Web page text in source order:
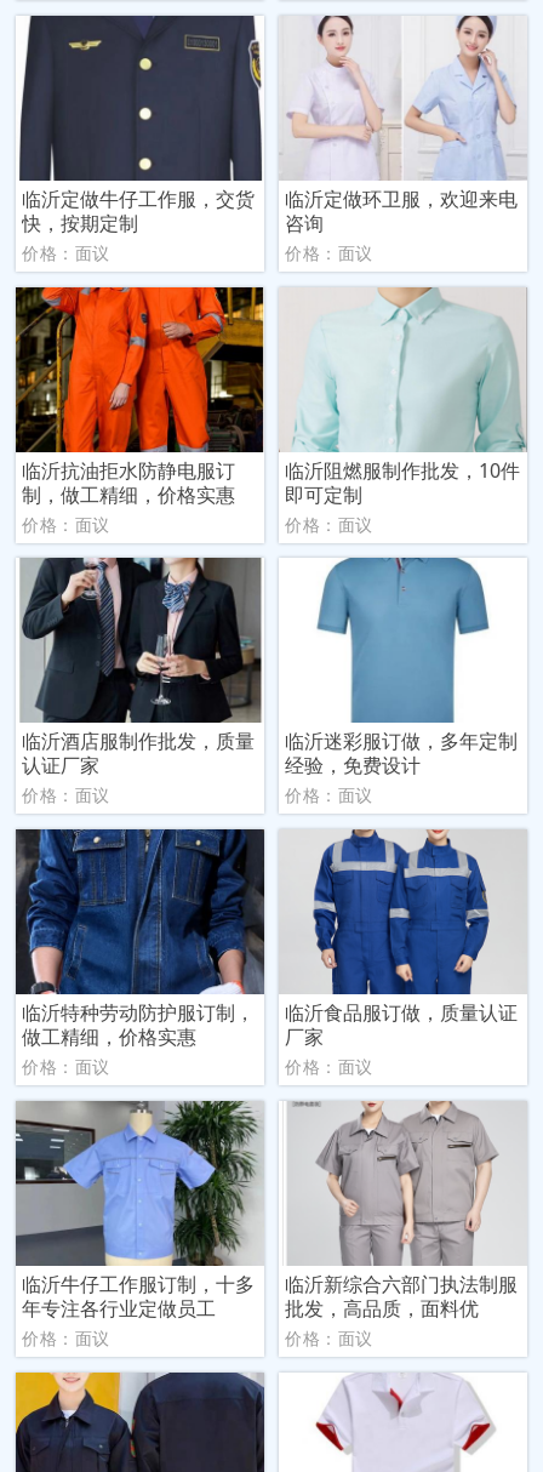
临沂定做牛仔工作服，交货
快，按期定制
价格：面议
临沂定做环卫服，欢迎来电
咨询
价格：面议
临沂抗油拒水防静电服订
制，做工精细，价格实惠
价格：面议
临沂阻燃服制作批发，10件
即可定制
价格：面议
临沂酒店服制作批发，质量
认证厂家
价格：面议
临沂迷彩服订做，多年定制
经验，免费设计
价格：面议
临沂特种劳动防护服订制，
做工精细，价格实惠
价格：面议
临沂食品服订做，质量认证
厂家
价格：面议
临沂牛仔工作服订制，十多
年专注各行业定做员工
价格：面议
临沂新综合六部门执法制服
批发，高品质，面料优
价格：面议